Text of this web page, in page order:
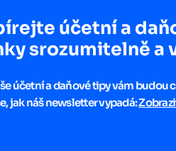
účetní a
srozumitelně a
účetní a daňové tipy vám budou
jak náš newsletter vypadá: